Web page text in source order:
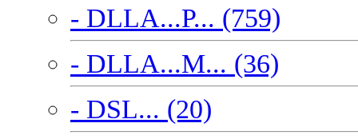
- DLLA...P... (759)
- DLLA...M... (36)
- DSL... (20)